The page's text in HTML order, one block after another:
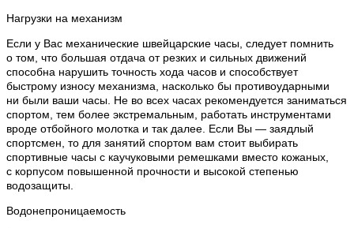
Нагрузки на механизм
Если у Вас механические швейцарские часы, следует помнить
о том, что большая отдача от резких и сильных движений
способна нарушить точность хода часов и способствует
быстрому износу механизма, насколько бы противоударными
ни были ваши часы. Не во всех часах рекомендуется заниматься
спортом, тем более экстремальным, работать инструментами
вроде отбойного молотка и так далее. Если Вы — заядлый
спортсмен, то для занятий спортом вам стоит выбирать
спортивные часы с каучуковыми ремешками вместо кожаных,
с корпусом повышенной прочности и высокой степенью
водозащиты.
Водонепроницаемость